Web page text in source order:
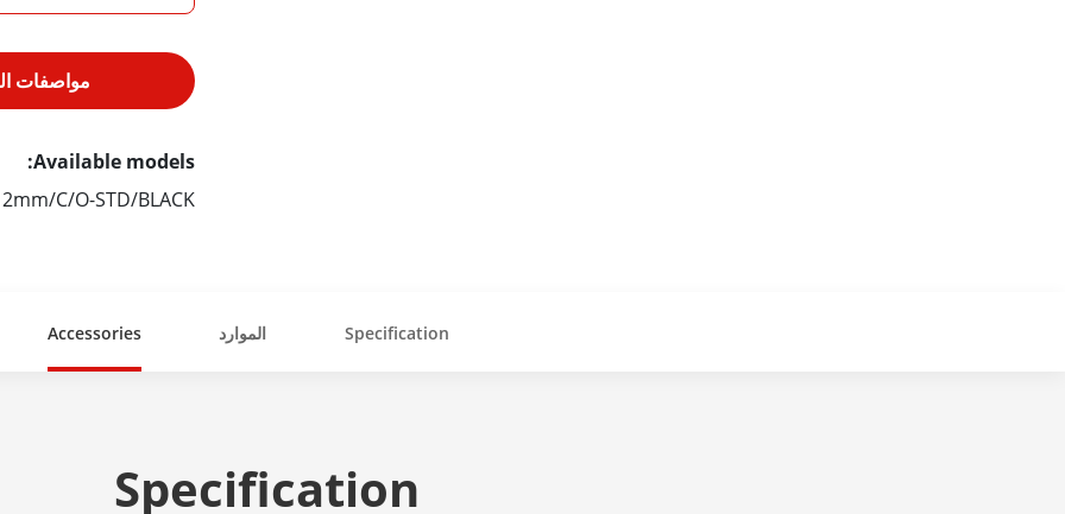
مواصفات
Available models:
C/O-STD/BLACK
Specification الموارد Accessories
Specification